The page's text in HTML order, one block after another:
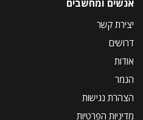
אנשים ומחשבים
יצירת קשר
דרושים
אודות
הנמר
הצהרת נגישות
מדיניות הפרטיות